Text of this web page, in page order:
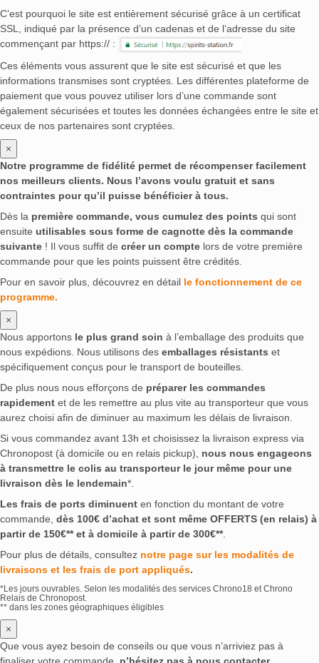
C’est pourquoi le site est entièrement sécurisé grâce à un certificat
SSL, indiqué par la présence d’un cadenas et de l’adresse du site
commençant par https:// :
Ces éléments vous assurent que le site est sécurisé et que les
informations transmises sont cryptées. Les différentes plateforme de
paiement que vous pouvez utiliser lors d’une commande sont
également sécurisées et toutes les données échangées entre le site et
ceux de nos partenaires sont cryptées.
×
Notre programme de fidélité permet de récompenser facilement
nos meilleurs clients. Nous l’avons voulu gratuit et sans
contraintes pour qu’il puisse bénéficier à tous.
Dès la première commande, vous cumulez des points qui sont
ensuite utilisables sous forme de cagnotte dès la commande
suivante ! Il vous suffit de créer un compte lors de votre première
commande pour que les points puissent être crédités.
Pour en savoir plus, découvrez en détail le fonctionnement de ce
programme.
×
Nous apportons le plus grand soin à l’emballage des produits que
nous expédions. Nous utilisons des emballages résistants et
spécifiquement conçus pour le transport de bouteilles.
De plus nous nous efforçons de préparer les commandes
rapidement et de les remettre au plus vite au transporteur que vous
aurez choisi afin de diminuer au maximum les délais de livraison.
Si vous commandez avant 13h et choisissez la livraison express via
Chronopost (à domicile ou en relais pickup), nous nous engageons
à transmettre le colis au transporteur le jour même pour une
livraison dès le lendemain*.
Les frais de ports diminuent en fonction du montant de votre
commande, dès 100€ d’achat et sont même OFFERTS (en relais) à
partir de 150€** et à domicile à partir de 300€**.
Pour plus de détails, consultez notre page sur les modalités de
livraisons et les frais de port appliqués.
*Les jours ouvrables. Selon les modalités des services Chrono18 et Chrono
Relais de Chronopost.
** dans les zones géographiques éligibles
×
Que vous ayez besoin de conseils ou que vous n’arriviez pas à